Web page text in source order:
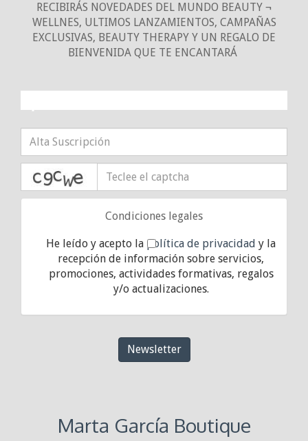
RECIBIRÁS NOVEDADES DEL MUNDO BEAUTY ¬
WELLNES, ULTIMOS LANZAMIENTOS, CAMPAÑAS
EXCLUSIVAS, BEAUTY THERAPY Y UN REGALO DE
BIENVENIDA QUE TE ENCANTARÁ
Condiciones legales
He leído y acepto la política de privacidad y la
recepción de información sobre servicios,
promociones, actividades formativas, regalos
y/o actualizaciones.
Newsletter
Marta García Boutique